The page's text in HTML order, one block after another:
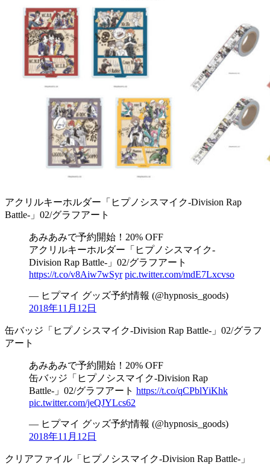
アクリルキーホルダー「ヒプノシスマイク-Division Rap
Battle-」02/グラフアート
あみあみで予約開始！20% OFF
アクリルキーホルダー「ヒプノシスマイク-
Division Rap Battle-」02/グラフアート
https://t.co/v8Aiw7wSyr pic.twitter.com/mdE7Lxcvso
— ヒプマイ グッズ予約情報 (@hypnosis_goods)
2018年11月12日
缶バッジ「ヒプノシスマイク-Division Rap Battle-」02/グラフ
アート
あみあみで予約開始！20% OFF
缶バッジ「ヒプノシスマイク-Division Rap
Battle-」02/グラフアート https://t.co/qCPblYiKhk
pic.twitter.com/jeQJYLcs62
— ヒプマイ グッズ予約情報 (@hypnosis_goods)
2018年11月12日
クリアファイル「ヒプノシスマイク-Division Rap Battle-」